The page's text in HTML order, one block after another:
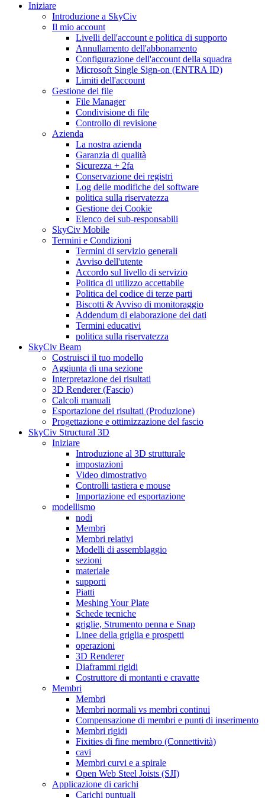
Iniziare
Introduzione a SkyCiv
Il mio account
Livelli dell'account e politica di supporto
Annullamento dell'abbonamento
Configurazione dell'account della squadra
Microsoft Single Sign-on (ENTRA ID)
Limiti dell'account
Gestione dei file
File Manager
Condivisione di file
Controllo di revisione
Azienda
La nostra azienda
Garanzia di qualità
Sicurezza + 2fa
Conservazione dei registri
Log delle modifiche del software
politica sulla riservatezza
Gestione dei Cookie
Elenco dei sub-responsabili
SkyCiv Mobile
Termini e Condizioni
Termini di servizio generali
Avviso dell'utente
Accordo sul livello di servizio
Politica di utilizzo accettabile
Politica del codice di terze parti
Biscotti & Avviso di monitoraggio
Addendum di elaborazione dei dati
Termini educativi
politica sulla riservatezza
SkyCiv Beam
Costruisci il tuo modello
Aggiunta di una sezione
Interpretazione dei risultati
3D Renderer (Fascio)
Calcoli manuali
Esportazione dei risultati (Produzione)
Progettazione e ottimizzazione del fascio
SkyCiv Structural 3D
Iniziare
Introduzione al 3D strutturale
impostazioni
Video dimostrativo
Controlli tastiera e mouse
Importazione ed esportazione
modellismo
nodi
Membri
Membri relativi
Modelli di assemblaggio
sezioni
materiale
supporti
Piatti
Meshing Your Plate
Schede tecniche
griglie, Strumento penna e Snap
Linee della griglia e prospetti
operazioni
3D Renderer
Diaframmi rigidi
Costruttore di montanti e cravatte
Membri
Membri
Membri normali vs membri continui
Compensazione di membri e punti di inserimento
Membri rigidi
Fixities di fine membro (Connettività)
cavi
Membri curvi e a spirale
Open Web Steel Joists (SJI)
Applicazione di carichi
Carichi puntuali